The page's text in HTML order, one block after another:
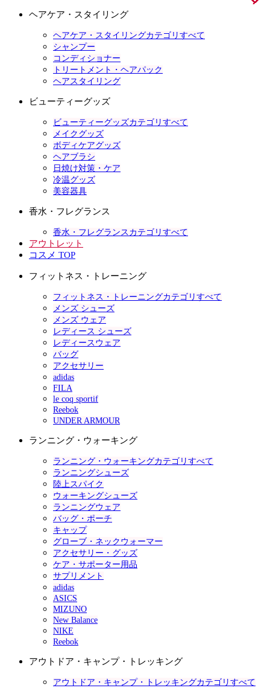
ヘアケア・スタイリング
ヘアケア・スタイリングカテゴリすべて
シャンプー
コンディショナー
トリートメント・ヘアパック
ヘアスタイリング
ビューティーグッズ
ビューティーグッズカテゴリすべて
メイクグッズ
ボディケアグッズ
ヘアブラシ
日焼け対策・ケア
冷温グッズ
美容器具
香水・フレグランス
香水・フレグランスカテゴリすべて
アウトレット
コスメ TOP
フィットネス・トレーニング
フィットネス・トレーニングカテゴリすべて
メンズ シューズ
メンズ ウェア
レディース シューズ
レディースウェア
バッグ
アクセサリー
adidas
FILA
le coq sportif
Reebok
UNDER ARMOUR
ランニング・ウォーキング
ランニング・ウォーキングカテゴリすべて
ランニングシューズ
陸上スパイク
ウォーキングシューズ
ランニングウェア
バッグ・ポーチ
キャップ
グローブ・ネックウォーマー
アクセサリー・グッズ
ケア・サポーター用品
サプリメント
adidas
ASICS
MIZUNO
New Balance
NIKE
Reebok
アウトドア・キャンプ・トレッキング
アウトドア・キャンプ・トレッキングカテゴリすべて